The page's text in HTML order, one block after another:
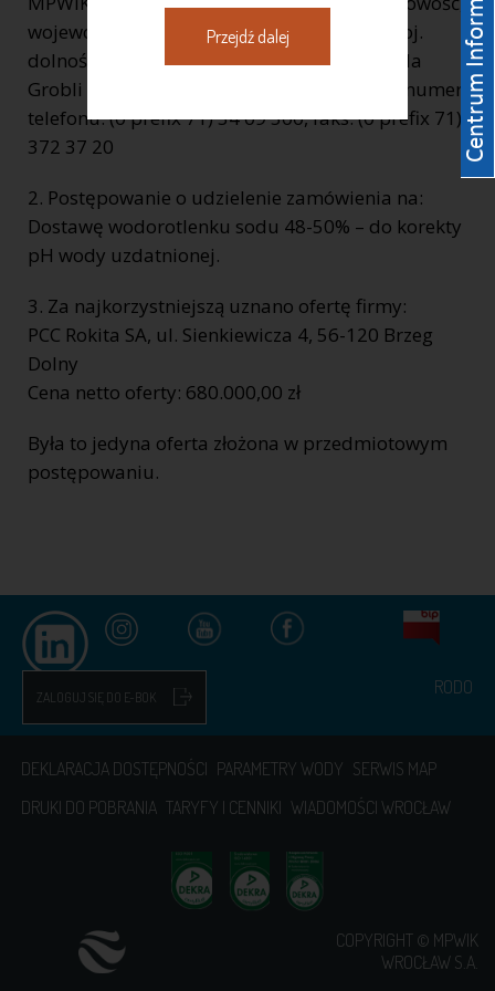
województwo, powiat: 50 – 421 Wrocław, woj.
dolnośląskie, ulica, nr domu, nr lokalu: ul. Na
Grobli 14/16, internet: www.mpwik.wroc.pl numer
telefonu: (0 prefix 71) 34 09 500, faks: (0 prefix 71)
372 37 20
2. Postępowanie o udzielenie zamówienia na:
Dostawę wodorotlenku sodu 48-50% – do korekty
pH wody uzdatnionej.
3. Za najkorzystniejszą uznano ofertę firmy:
PCC Rokita SA, ul. Sienkiewicza 4, 56-120 Brzeg
Dolny
Cena netto oferty: 680.000,00 zł
Była to jedyna oferta złożona w przedmiotowym
postępowaniu.
Przejdź dalej
ZALOGUJ SIĘ DO E-BOK
DEKLARACJA DOSTĘPNOŚCI PARAMETRY WODY SERWIS MAP
DRUKI DO POBRANIA TARYFY I CENNIKI WIADOMOŚCI WROCŁAW
RODO
COPYRIGHT © MPWIK
WROCŁAW S.A.